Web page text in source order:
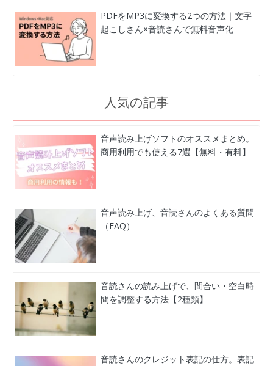
PDFをMP3に変換する2つの方法｜文字
起こしさん×音読さんで無料音声化
人気の記事
音声読み上げソフトのオススメまとめ。
商用利用でも使える7選【無料・有料】
音声読み上げ、音読さんのよくある質問
（FAQ）
音読さんの読み上げで、間合い・空白時
間を調整する方法【2種類】
音読さんのクレジット表記の仕方。表記